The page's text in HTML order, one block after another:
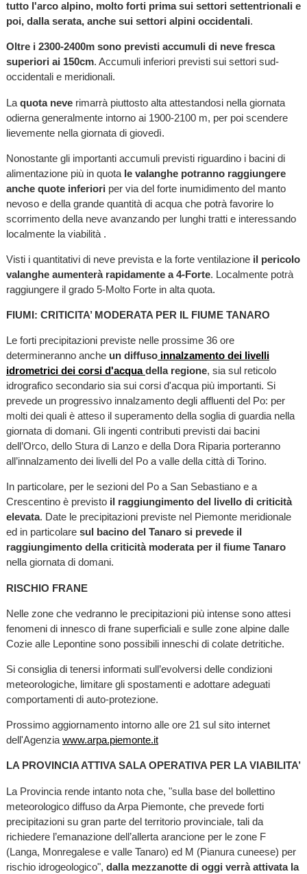
tutto l'arco alpino, molto forti prima sui settori settentrionali e
poi, dalla serata, anche sui settori alpini occidentali.
Oltre i 2300-2400m sono previsti accumuli di neve fresca
superiori ai 150cm. Accumuli inferiori previsti sui settori sud-
occidentali e meridionali.
La quota neverimarrà piuttosto alta attestandosi nella giornata
odierna generalmente intorno ai 1900-2100 m, per poi scendere
lievemente nella giornata di giovedì.
Nonostante gli importanti accumuli previsti riguardino i bacini di
alimentazione più in quota le valanghe potranno raggiungere
anche quote inferiori per via del forte inumidimento del manto
nevoso e della grande quantità di acqua che potrà favorire lo
scorrimento della neve avanzando per lunghi tratti e interessando
localmente la viabilità .
Visti i quantitativi di neve prevista e la forte ventilazione il pericolo
valanghe aumenterà rapidamente a 4-Forte. Localmente potrà
raggiungere il grado 5-Molto Forte in alta quota.
FIUMI: CRITICITA’ MODERATA PER IL FIUME TANARO
Le forti precipitazioni previste nelle prossime 36 ore
determineranno anche un diffusoinnalzamento dei livelli
idrometrici dei corsi d'acquadella regione, sia sul reticolo
idrografico secondario sia sui corsi d'acqua più importanti. Si
prevede un progressivo innalzamento degli affluenti del Po: per
molti dei quali è atteso il superamento della soglia di guardia nella
giornata di domani. Gli ingenti contributi previsti dai bacini
dell’Orco, dello Stura di Lanzo e della Dora Riparia porteranno
all’innalzamento dei livelli del Po a valle della città di Torino.
In particolare, per le sezioni del Po a San Sebastiano e a
Crescentino è previsto il raggiungimento del livello di criticità
elevata. Date le precipitazioni previste nel Piemonte meridionale
ed in particolare sul bacino del Tanaro si prevede il
raggiungimento della criticità moderata per il fiume Tanaro
nella giornata di domani.
RISCHIO FRANE
Nelle zone che vedranno le precipitazioni più intense sono attesi
fenomeni di innesco di frane superficiali e sulle zone alpine dalle
Cozie alle Lepontine sono possibili inneschi di colate detritiche.
Si consiglia di tenersi informati sull’evolversi delle condizioni
meteorologiche, limitare gli spostamenti e adottare adeguati
comportamenti di auto-protezione.
Prossimo aggiornamento intorno alle ore 21 sul sito internet
dell'Agenzia www.arpa.piemonte.it
LA PROVINCIA ATTIVA SALA OPERATIVA PER LA VIABILITA’
La Provincia rende intanto nota che, "sulla base del bollettino
meteorologico diffuso da Arpa Piemonte, che prevede forti
precipitazioni su gran parte del territorio provinciale, tali da
richiedere l’emanazione dell’allerta arancione per le zone F
(Langa, Monregalese e valle Tanaro) ed M (Pianura cuneese) per
rischio idrogeologico", dalla mezzanotte di oggi verrà attivata la